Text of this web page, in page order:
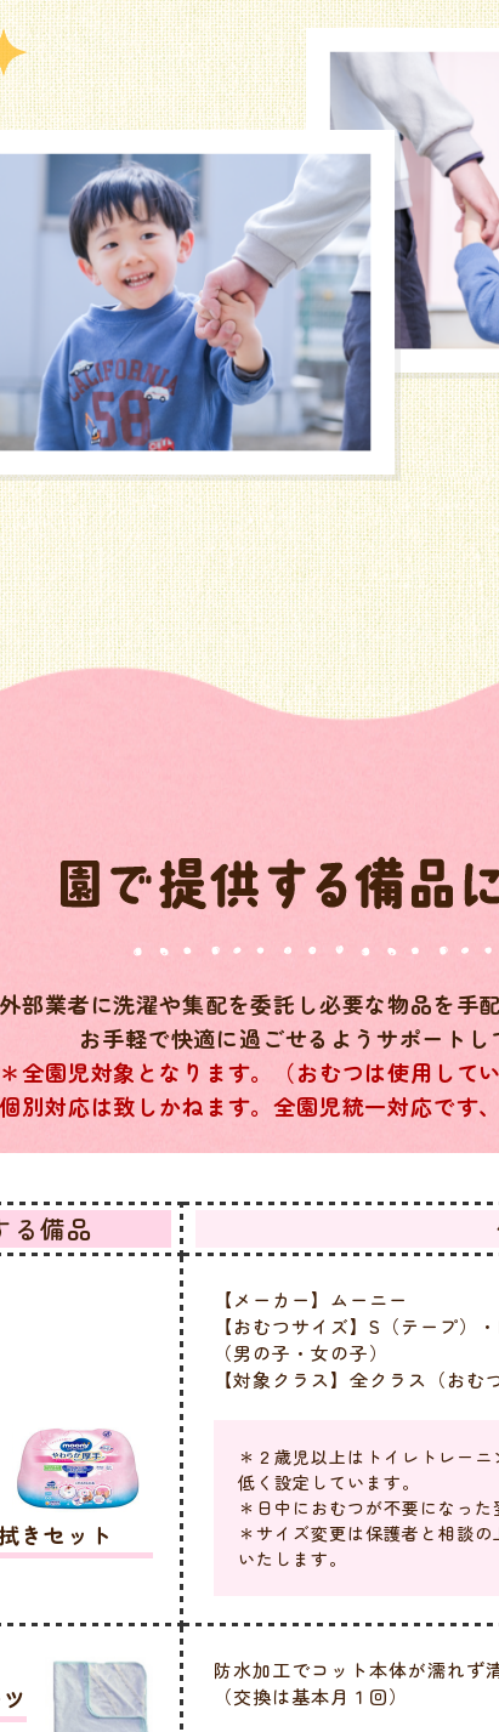
外部業者に洗濯や集配を委託し必要な物品を手
お手軽で快適に過ごせるようサポートし
＊全園児対象となります。（おむつは使用して
別対応は致しかねます。全園児統一対応です
る備品
きセット
【メーカー】ムーニー
【おむつサイズ】S（テープ）
（男の子・女の子）
【対象クラス】全クラス（おむ
＊２歳児以上はトイレトレー
低く設定しています。
＊日中におむつが不要になっ
＊サイズ変更は保護者と相談
いたします。
防水加工でコット本体が濡れず
（交換は基本月１回）